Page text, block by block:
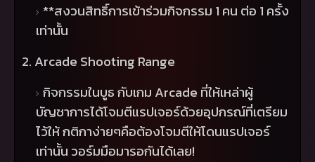
**สงวนสิทธิ์การเข้าร่วมกิจกรรม 1 คน ต่อ 1 ครั้ง
เท่านั้น
2. Arcade Shooting Range
กิจกรรมในบูธ กับเกม Arcade ที่ให้เหล่าผู้
บัญชาการได้โจมตีแรปเจอร์ด้วยอุปกรณ์ที่เตรียม
ไว้ให้ กติกาง่ายๆคือต้องโจมตีให้โดนแรปเจอร์
เท่านั้น วอร์มมือมารอกันได้เลย!